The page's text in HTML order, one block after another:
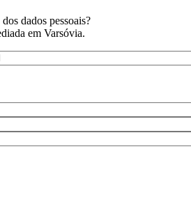
dados pessoais?
em Varsóvia.